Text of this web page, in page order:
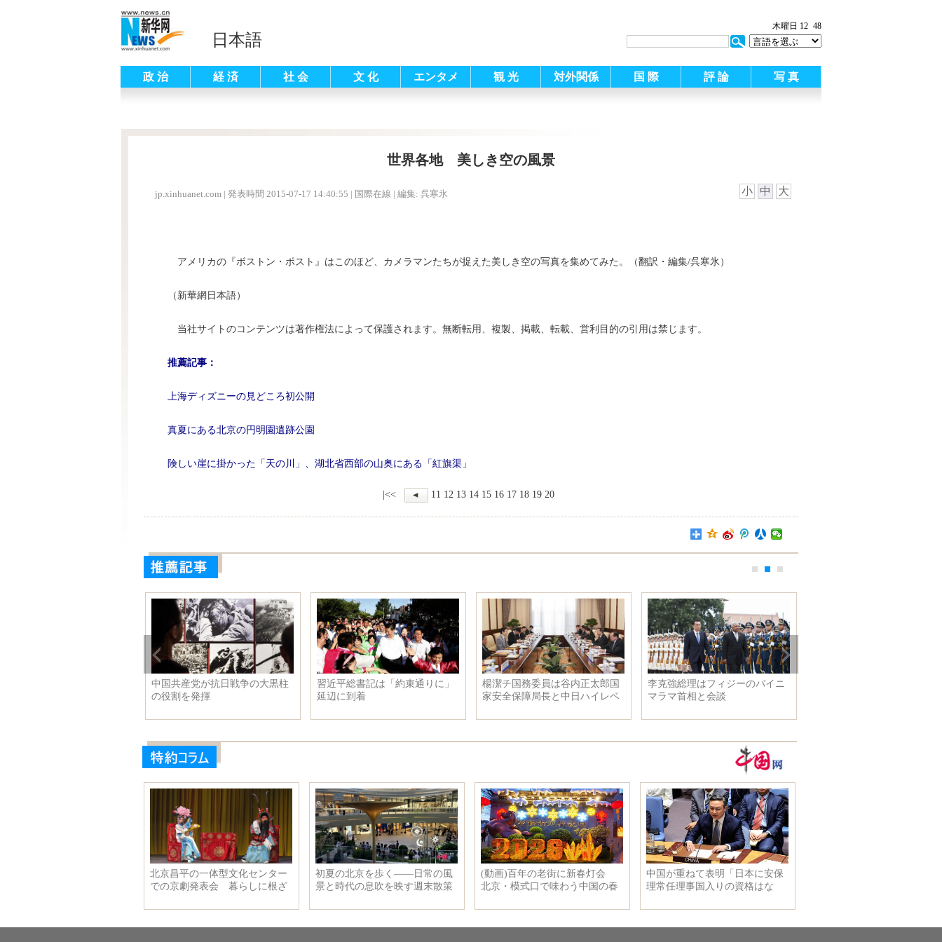
日本語
木曜日 12 48
政 治 経 済 社 会 文 化 エンタメ 観 光 対外関係 国 際 評 論 写 真
世界各地 美しき空の風景
jp.xinhuanet.com | 発表時間 2015-07-17 14:40:55 | 国際在線 | 編集: 呉寒氷 小 中 大
アメリカの『ボストン・ポスト』はこのほど、カメラマンたちが捉えた美しき空の写真を集めてみた。（翻訳・編集/呉寒氷）
（新華網日本語）
当社サイトのコンテンツは著作権法によって保護されます。無断転用、複製、掲載、転載、営利目的の引用は禁じます。
推薦記事：
上海ディズニーの見どころ初公開
真夏にある北京の円明園遺跡公園
険しい崖に掛かった「天の川」、湖北省西部の山奥にある「紅旗渠」
|<< 11 12 13 14 15 16 17 18 19 20
中国共産党が抗日戦争の大黒柱
の役割を発揮
習近平総書記は「約束通りに」
延辺に到着
楊潔チ国務委員は谷内正太郎国
家安全保障局長と中日ハイレベ
李克強総理はフィジーのバイニ
マラマ首相と会談